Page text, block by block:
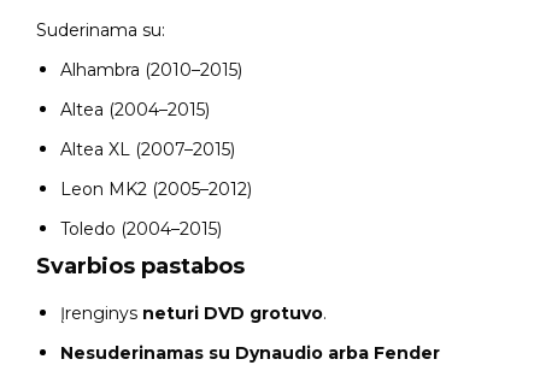
Suderinama su:
Alhambra (2010–2015)
Altea (2004–2015)
Altea XL (2007–2015)
Leon MK2 (2005–2012)
Toledo (2004–2015)
Svarbios pastabos
Įrenginys neturi DVD grotuvo.
Nesuderinamas su Dynaudio arba Fender